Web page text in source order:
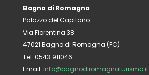
Bagno di Romagna
Palazzo del Capitano
Via Fiorentina 38
47021 Bagno di Romagna (FC)
Tel: 0543 911046
Email: info@bagnodiromagnaturismo.it